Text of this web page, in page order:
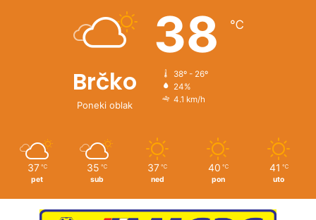
Brčko
Poneki oblak
38 ℃
38º - 26º
24%
4.1 km/h
37 ℃
pet
35 ℃
sub
37 ℃
ned
40 ℃
pon
41 ℃
uto